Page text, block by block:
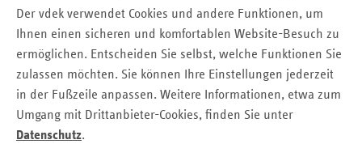
Der vdek verwendet Cookies und andere Funktionen, um
Ihnen einen sicheren und komfortablen Website-Besuch zu
ermöglichen. Entscheiden Sie selbst, welche Funktionen Sie
zulassen möchten. Sie können Ihre Einstellungen jederzeit
in der Fußzeile anpassen. Weitere Informationen, etwa zum
Umgang mit Drittanbieter-Cookies, finden Sie unter
Datenschutz.
Das E-Rezept ist erst der Anfang
Die Patient:innen haben die E-Rezepte nach kurzer
Erklärung problemlos angenommen. Auch die App wird
von vielen Patient:innen recht schnell heruntergeladen.